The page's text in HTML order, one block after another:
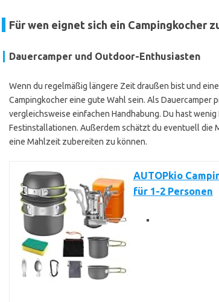
Für wen eignet sich ein Campingkocher
Dauercamper und Outdoor-Enthusiasten
Wenn du regelmäßig längere Zeit draußen bist und
Campingkocher eine gute Wahl sein. Als
vergleichsweise einfachen Handhabung. Du hast
Festinstallationen. Außerdem schätzt du eventuell die
eine Mahlzeit zubereiten zu können.
AUTOPkio
für 1-2 Personen